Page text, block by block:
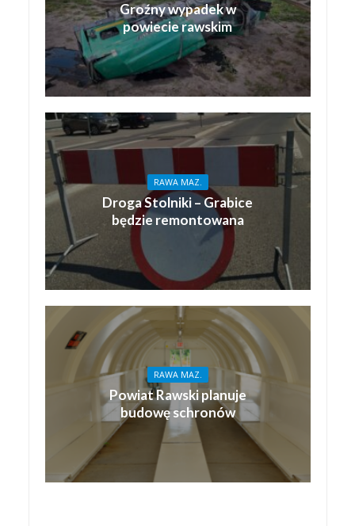
Groźny wypadek w
powiecie rawskim
RAWA MAZ.
Droga Stolniki – Grabice
będzie remontowana
RAWA MAZ.
Powiat Rawski planuje
budowę schronów